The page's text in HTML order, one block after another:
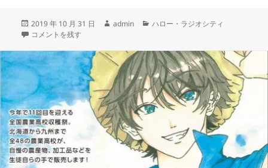
c
e
b
o
o
k
e
a
d
s
y
Li
n
k
投
稿
2019 年 10 月 31 日
作
admin
カ
リ
ー
ハロー・ラジオシティ
国立劇場 11月歌舞伎公演・通し狂言『孤高勇士嬢景清』&チケットプ
コメントを残す